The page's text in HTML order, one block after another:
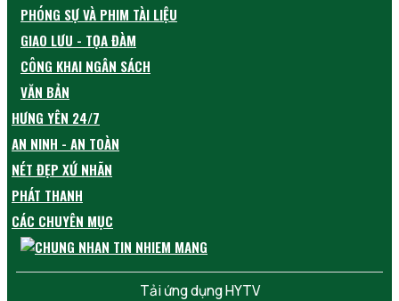
PHÓNG SỰ VÀ PHIM TÀI LIỆU
GIAO LƯU - TỌA ĐÀM
CÔNG KHAI NGÂN SÁCH
VĂN BẢN
HƯNG YÊN 24/7
AN NINH - AN TOÀN
NÉT ĐẸP XỨ NHÃN
PHÁT THANH
CÁC CHUYÊN MỤC
Tải ứng dụng HYTV